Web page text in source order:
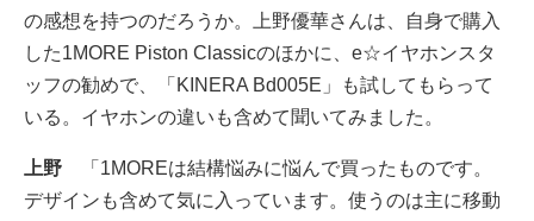
の感想を持つのだろうか。上野優華さんは、自身で購入
した1MORE Piston Classicのほかに、e☆イヤホンスタ
ッフの勧めで、「KINERA Bd005E」も試してもらって
いる。イヤホンの違いも含めて聞いてみました。
上野 「1MOREは結構悩みに悩んで買ったものです。
デザインも含めて気に入っています。使うのは主に移動